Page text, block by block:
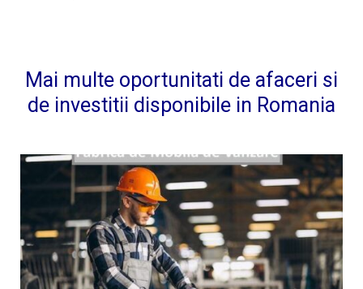
Mai multe oportunitati de afaceri si
de investitii disponibile in Romania